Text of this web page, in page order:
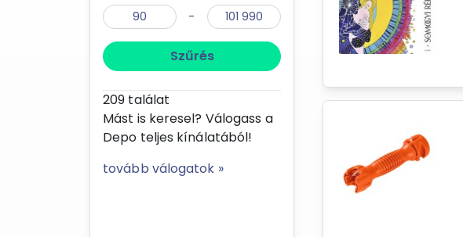
-
Szűrés
209 találat
Mást is keresel? Válogass a
Depo teljes kínálatából!
tovább válogatok »